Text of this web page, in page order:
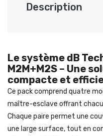
Description
Le système dB
M2M+M2S – Une
compacte et
Ce pack comprend quatre
maître-esclave offrant
Chaque paire permet une
une large surface, tout en